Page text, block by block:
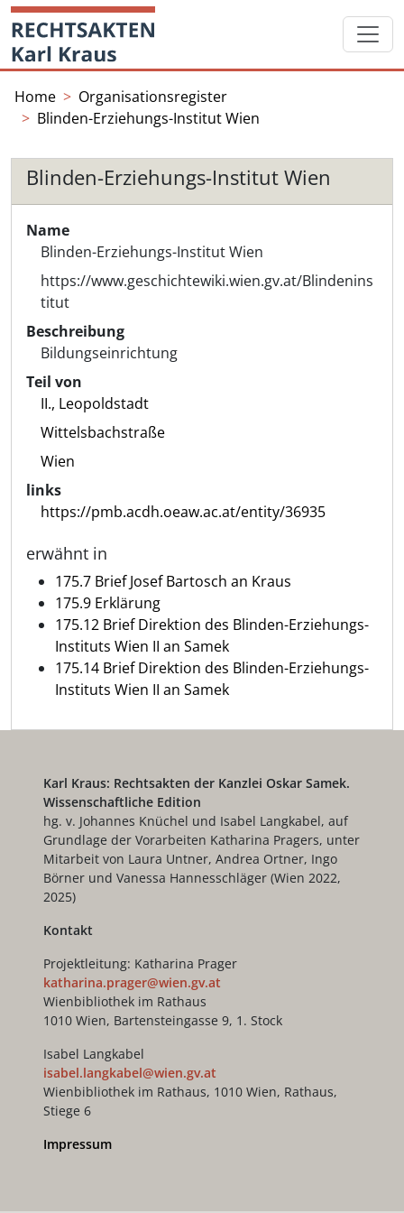
Skip
content
Startseite
Home
Organisationsregister
Blinden-Erziehungs-Institut Wien
Blinden-Erziehungs-Institut Wien
Name
Blinden-Erziehungs-Institut Wien
https://www.geschichtewiki.wien.gv.at/Blindenins
titut
Beschreibung
Bildungseinrichtung
Teil von
II., Leopoldstadt
Wittelsbachstraße
Wien
links
https://pmb.acdh.oeaw.ac.at/entity/36935
erwähnt in
175.7 Brief Josef Bartosch an Kraus
175.9 Erklärung
175.12 Brief Direktion des Blinden-Erziehungs-
Instituts Wien II an Samek
175.14 Brief Direktion des Blinden-Erziehungs-
Instituts Wien II an Samek
Karl Kraus: Rechtsakten der Kanzlei Oskar Samek.
Wissenschaftliche Edition
hg. v. Johannes Knüchel und Isabel Langkabel, auf
Grundlage der Vorarbeiten Katharina Pragers, unter
Mitarbeit von Laura Untner, Andrea Ortner, Ingo
Börner und Vanessa Hannesschläger (Wien 2022,
2025)
Kontakt
Projektleitung: Katharina Prager
katharina.prager@wien.gv.at
Wienbibliothek im Rathaus
1010 Wien, Bartensteingasse 9, 1. Stock
Isabel Langkabel
isabel.langkabel@wien.gv.at
Wienbibliothek im Rathaus, 1010 Wien, Rathaus,
Stiege 6
Impressum